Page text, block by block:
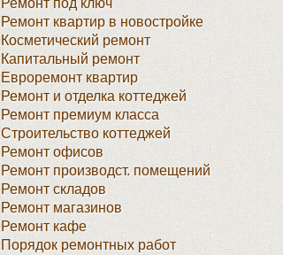
Ремонт под ключ
Ремонт квартир в новостройке
Косметический ремонт
Капитальный ремонт
Евроремонт квартир
Ремонт и отделка коттеджей
Ремонт премиум класса
Строительство коттеджей
Ремонт офисов
Ремонт производст. помещений
Ремонт складов
Ремонт магазинов
Ремонт кафе
Порядок ремонтных работ